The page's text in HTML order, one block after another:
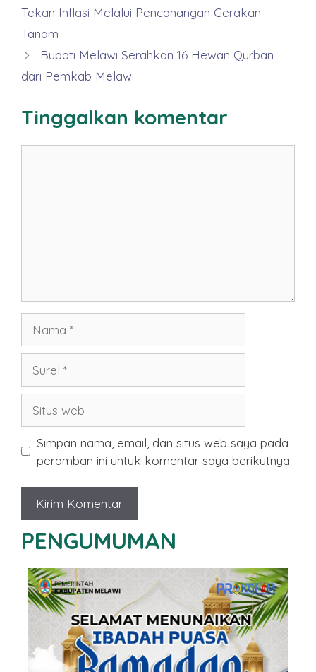
Tekan Inflasi Melalui Pencanangan Gerakan
Tanam
Bupati Melawi Serahkan 16 Hewan Qurban
dari Pemkab Melawi
Tinggalkan komentar
web
Simpan nama, email, dan situs web saya pada
peramban ini untuk komentar saya berikutnya.
PENGUMUMAN